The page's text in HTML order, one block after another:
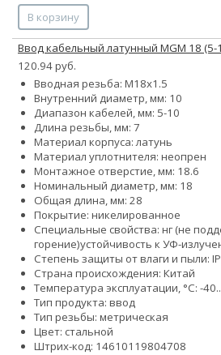
В корзину
Ввод кабельный латунный МGM 18 (5-
120.94 руб.
Вводная резьба: M18x1.5
Внутренний диаметр, мм: 10
Диапазон кабелей, мм: 5-10
Длина резьбы, мм: 7
Материал корпуса: латунь
Материал уплотнителя: неопрен
Монтажное отверстие, мм: 18.6
Номинальный диаметр, мм: 18
Общая длина, мм: 28
Покрытие: никелированное
Специальные свойства: нг (не
горение)устойчивость к УФ-
Степень защиты от влаги и пыли:
Страна происхождения: Китай
Температура эксплуатации, °С: -
Тип продукта: ввод
Тип резьбы: метрическая
Цвет: стальной
Штрих-код: 14610119804708